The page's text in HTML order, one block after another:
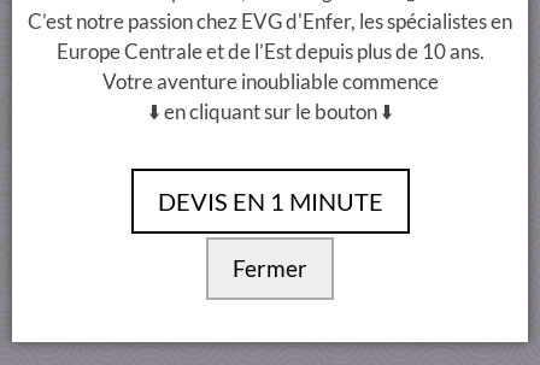
C’est notre passion chez EVG d'Enfer, les spécialistes en
Europe Centrale et de l’Est depuis plus de 10 ans.
Votre aventure inoubliable commence
⬇️ en cliquant sur le bouton ⬇️
DEVIS EN 1 MINUTE
Fermer